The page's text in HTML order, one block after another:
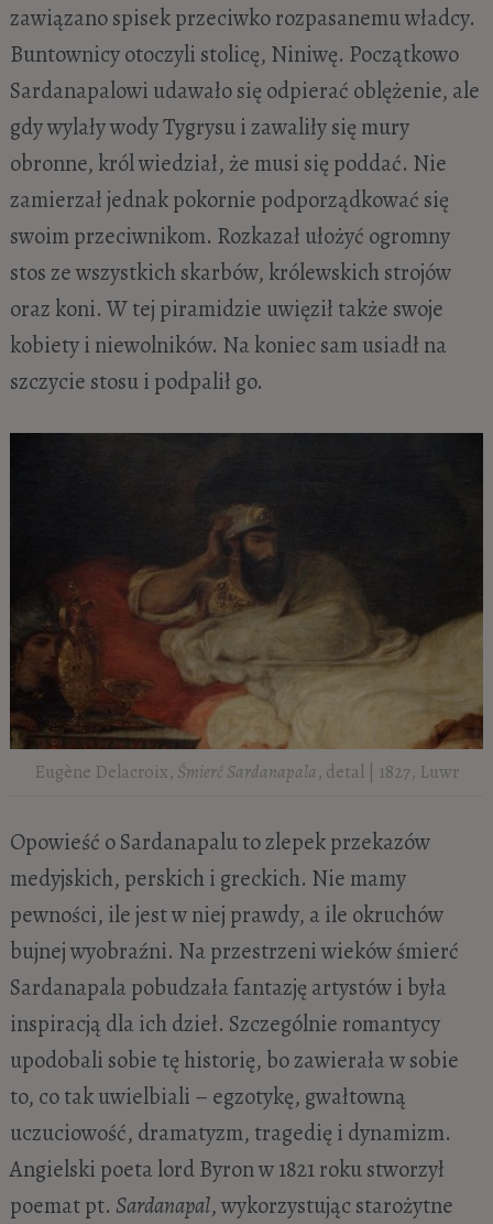
zawiązano spisek przeciwko rozpasanemu władcy.
Buntownicy otoczyli stolicę, Niniwę. Początkowo
Sardanapalowi udawało się odpierać oblężenie, ale
gdy wylały wody Tygrysu i zawaliły się mury
obronne, król wiedział, że musi się poddać. Nie
zamierzał jednak pokornie podporządkować się
swoim przeciwnikom. Rozkazał ułożyć ogromny
stos ze wszystkich skarbów, królewskich strojów
oraz koni. W tej piramidzie uwięził także swoje
kobiety i niewolników. Na koniec sam usiadł na
szczycie stosu i podpalił go.
Eugène Delacroix, Śmierć Sardanapala, detal | 1827, Luwr
Opowieść o Sardanapalu to zlepek przekazów
medyjskich, perskich i greckich. Nie mamy
pewności, ile jest w niej prawdy, a ile okruchów
bujnej wyobraźni. Na przestrzeni wieków śmierć
Sardanapala pobudzała fantazję artystów i była
inspiracją dla ich dzieł. Szczególnie romantycy
upodobali sobie tę historię, bo zawierała w sobie
to, co tak uwielbiali – egzotykę, gwałtowną
uczuciowość, dramatyzm, tragedię i dynamizm.
Angielski poeta lord Byron w 1821 roku stworzył
poemat pt. Sardanapal, wykorzystując starożytne